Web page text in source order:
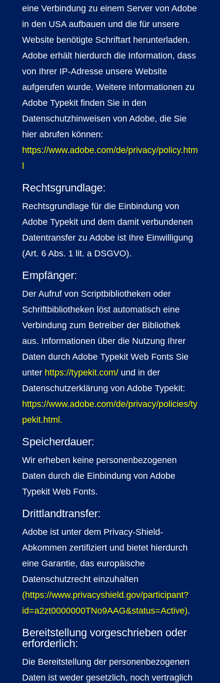
eine Verbindung zu einem Server von Adobe
in den USA aufbauen und die für unsere
Website benötigte Schriftart herunterladen.
Adobe erhält hierdurch die Information, dass
von Ihrer IP-Adresse unsere Website
aufgerufen wurde. Weitere Informationen zu
Adobe Typekit finden Sie in den
Datenschutzhinweisen von Adobe, die Sie
hier abrufen können:
https://www.adobe.com/de/privacy/policy.htm
Rechtsgrundlage:
Rechtsgrundlage für die Einbindung von
Adobe Typekit und dem damit verbundenen
Datentransfer zu Adobe ist Ihre Einwilligung
(Art. 6 Abs. 1 lit. a DSGVO).
Empfänger:
Der Aufruf von Scriptbibliotheken oder
Schriftbibliotheken löst automatisch eine
Verbindung zum Betreiber der Bibliothek
aus. Informationen über die Nutzung Ihrer
Daten durch Adobe Typekit Web Fonts Sie
unter https://typekit.com/ und in der
Datenschutzerklärung von Adobe Typekit:
https://www.adobe.com/de/privacy/policies/ty
pekit.html .
Speicherdauer:
Wir erheben keine personenbezogenen
Daten durch die Einbindung von Adobe
Typekit Web Fonts.
Drittlandtransfer:
Adobe ist unter dem Privacy-Shield-
Abkommen zertifiziert und bietet hierdurch
eine Garantie, das europäische
Datenschutzrecht einzuhalten
(https://www.privacyshield.gov/participant?
id=a2zt0000000TNo9AAG&status=Active).
Bereitstellung vorgeschrieben oder
erforderlich:
Die Bereitstellung der personenbezogenen
Daten ist weder gesetzlich, noch vertraglich